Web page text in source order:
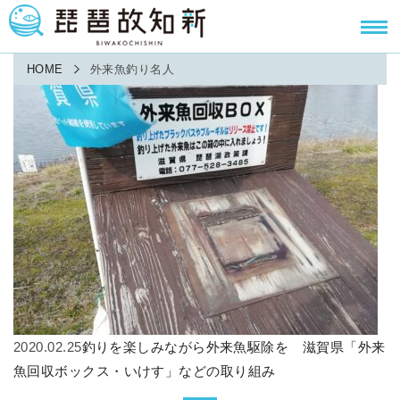
HOME 外来魚釣り名人
2020.02.25釣りを楽しみながら外来魚駆除を 滋賀県「外来
魚回収ボックス・いけす」などの取り組み